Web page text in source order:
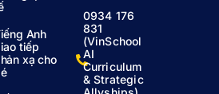
Anh
tiếp
xạ cho
0934 176
831
(VinSchool
AI
Curriculum
& Strategic